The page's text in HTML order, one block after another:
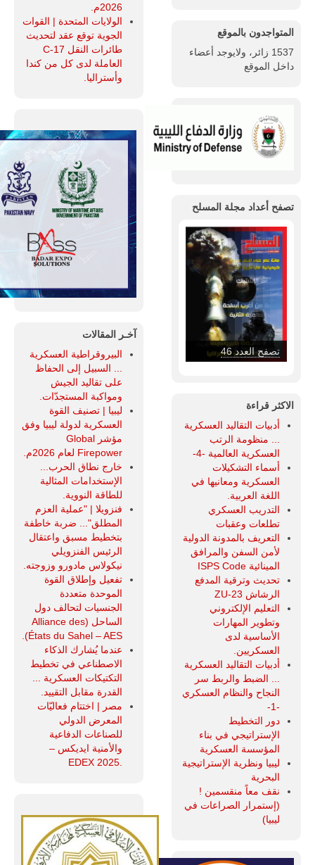
المتواجدون بالموقع
1537 زائر، ولايوجد أعضاء
داخل الموقع
تصفح أعداد مجلة المسلح
تصفح العدد 46
الاكثر قراءة
أدبيات التقاليد العسكرية
... منظومة الرتب
العسكرية العالمية -4-
أسماء التشكيلات
العسكرية ومعانيها في
اللغة العربية.
التدريب العسكري
تطلعات وعقبات
التعريف بالمدونة الدولية
لأمن السفن والمرافق
المينائية ISPS Code
تحديث وترقية المدفع
الرشاش ZU-23
التعليم الإلكتروني
وتطوير المهارات
الأساسية لدى
العسكريين.
أدبيات التقاليد العسكرية
... الضبط والربط سر
النجاح والنظام العسكري
-1-
دور التخطيط
الإستراتيجي في بناء
المؤسسة العسكرية
ليبيا ونظرية الإستراتيجية
البحرية
نقف معاً منقسمين !
(إستمرار الصراعات في
ليبيا)
2026م.
الولايات المتحدة | القوات
الجوية توقع عقد لتحديث
طائرات النقل C-17
العاملة لدى كل من كندا
وأستراليا.
آخـر المقالات
البيروقراطية العسكرية
... السبيل إلى الحفاظ
على تقاليد الجيش
ومواكبة المستجدّات.
ليبيا | تصنيف القوة
العسكرية لدولة ليبيا وفق
مؤشر Global
Firepower لعام 2026م.
خارج نطاق الحرب...
الإستخدامات المثالية
للطاقة النووية.
فنزويلا | "عملية العزم
المطلق"... ضربة خاطفة
بتخطيط مسبق واعتقال
الرئيس الفنزويلي
نيكولاس مادورو وزوجته.
تفعيل وإطلاق القوة
الموحدة متعددة
الجنسيات لتحالف دول
الساحل (Alliance des
États du Sahel – AES).
عندما يُشارك الذكاء
الاصطناعي في تخطيط
التكتيكات العسكرية ...
القدرة مقابل التقييد.
مصر | اختتام فعاليّات
المعرض الدولي
للصناعات الدفاعية
والأمنية ايديكس ‒